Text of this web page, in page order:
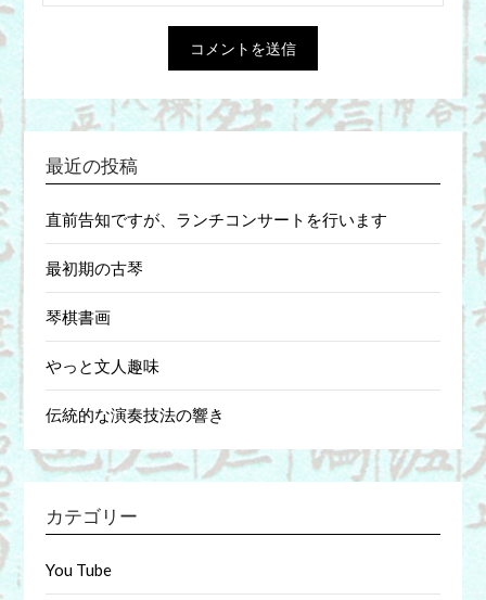
最近の投稿
直前告知ですが、ランチコンサートを行います
最初期の古琴
琴棋書画
やっと文人趣味
伝統的な演奏技法の響き
カテゴリー
You Tube